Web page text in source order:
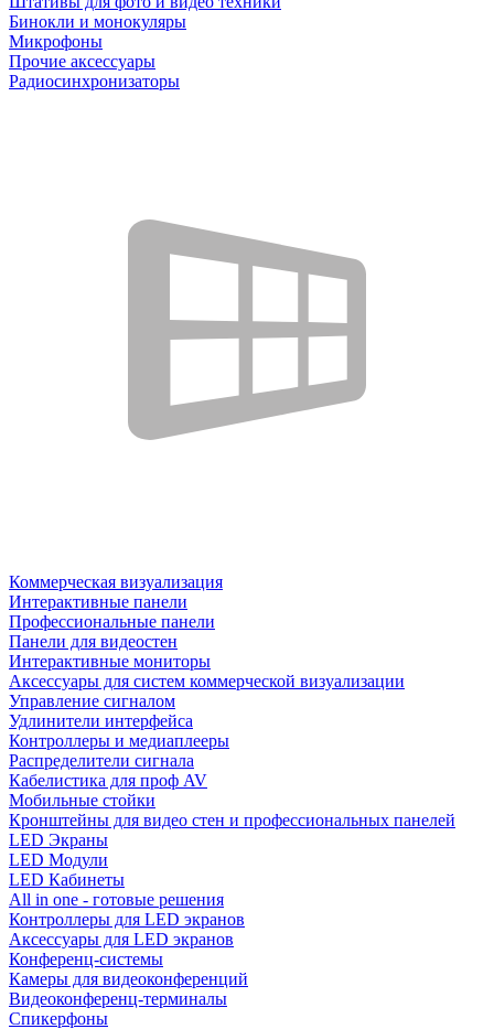
Бинокли и монокуляры
Микрофоны
Прочие аксессуары
Радиосинхронизаторы
Коммерческая визуализация
Интерактивные панели
Профессиональные панели
Панели для видеостен
Интерактивные мониторы
Аксессуары для систем коммерческой визуализации
Управление сигналом
Удлинители интерфейса
Контроллеры и медиаплееры
Распределители сигнала
Кабелистика для проф AV
Мобильные стойки
Кронштейны для видео стен и профессиональных панелей
LED Экраны
LED Модули
LED Кабинеты
All in one - готовые решения
Контроллеры для LED экранов
Аксессуары для LED экранов
Конференц-системы
Камеры для видеоконференций
Видеоконференц-терминалы
Спикерфоны